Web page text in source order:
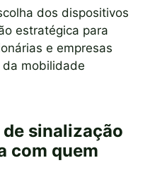
dos dispositivos
estratégica para
e empresas
da mobilidade
sinalização
com quem